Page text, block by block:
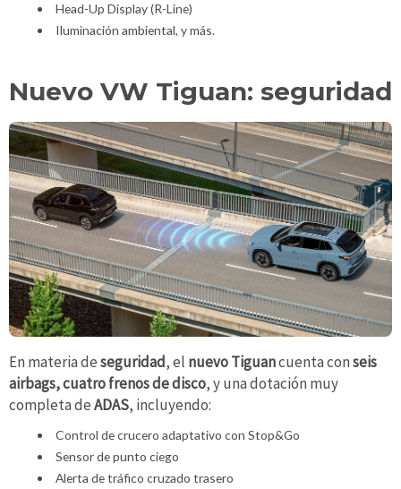
Head-Up Display (R-Line)
Iluminación ambiental, y más.
Nuevo VW Tiguan: seguridad
En materia deseguridad, el nuevo Tiguancuenta conseis
airbags, cuatro frenos de disco, y una dotación muy
completa deADAS, incluyendo:
Control de crucero adaptativo con Stop&Go
Sensor de punto ciego
Alerta de tráfico cruzado trasero